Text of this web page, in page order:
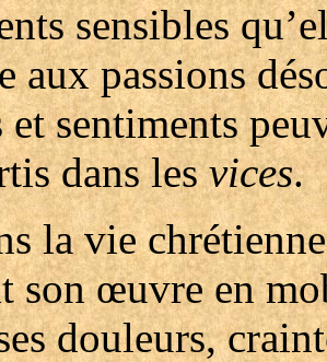
sensibles
aux passions
sentiments
dans lesvices.
la vie
son œuvre en
douleurs,